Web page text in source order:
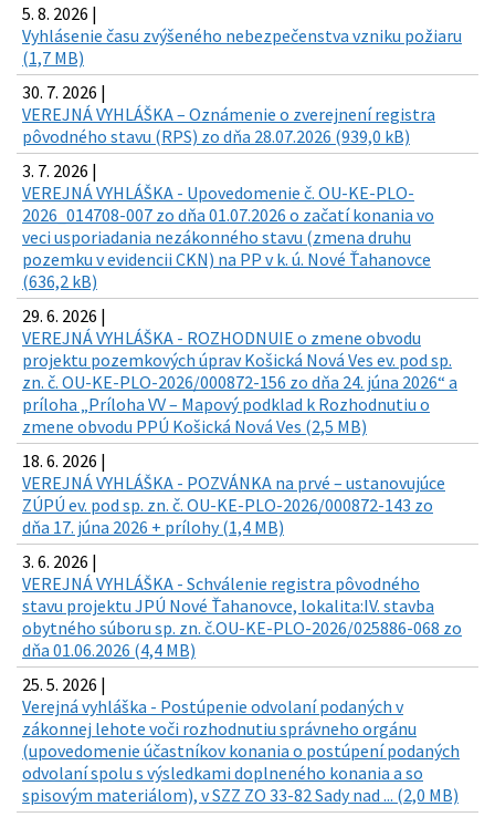
5. 8. 2026 |
Vyhlásenie času zvýšeného nebezpečenstva vzniku požiaru
(1,7 MB)
30. 7. 2026 |
VEREJNÁ VYHLÁŠKA – Oznámenie o zverejnení registra
pôvodného stavu (RPS) zo dňa 28.07.2026 (939,0 kB)
3. 7. 2026 |
VEREJNÁ VYHLÁŠKA - Upovedomenie č. OU-KE-PLO-
2026_014708-007 zo dňa 01.07.2026 o začatí konania vo
veci usporiadania nezákonného stavu (zmena druhu
pozemku v evidencii CKN) na PP v k. ú. Nové Ťahanovce
(636,2 kB)
29. 6. 2026 |
VEREJNÁ VYHLÁŠKA - ROZHODNUIE o zmene obvodu
projektu pozemkových úprav Košická Nová Ves ev. pod sp.
zn. č. OU-KE-PLO-2026/000872-156 zo dňa 24. júna 2026“ a
príloha „Príloha VV – Mapový podklad k Rozhodnutiu o
zmene obvodu PPÚ Košická Nová Ves (2,5 MB)
18. 6. 2026 |
VEREJNÁ VYHLÁŠKA - POZVÁNKA na prvé – ustanovujúce
ZÚPÚ ev. pod sp. zn. č. OU-KE-PLO-2026/000872-143 zo
dňa 17. júna 2026 + prílohy (1,4 MB)
3. 6. 2026 |
VEREJNÁ VYHLÁŠKA - Schválenie registra pôvodného
stavu projektu JPÚ Nové Ťahanovce, lokalita:IV. stavba
obytného súboru sp. zn. č.OU-KE-PLO-2026/025886-068 zo
dňa 01.06.2026 (4,4 MB)
25. 5. 2026 |
Verejná vyhláška - Postúpenie odvolaní podaných v
zákonnej lehote voči rozhodnutiu správneho orgánu
(upovedomenie účastníkov konania o postúpení podaných
odvolaní spolu s výsledkami doplneného konania a so
spisovým materiálom), v SZZ ZO 33-82 Sady nad ... (2,0 MB)